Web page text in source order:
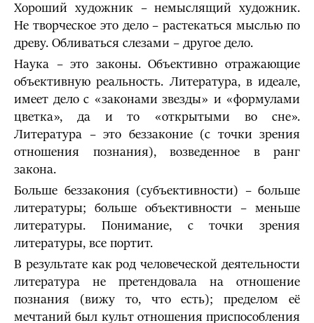
Хороший художник – немыслящий художник.
Не творческое это дело – растекаться мыслью по
древу. Обливаться слезами – другое дело.
Наука – это законы. Объективно отражающие
объективную реальность. Литература, в идеале,
имеет дело с «законами звезды» и «формулами
цветка», да и то «открытыми во сне».
Литература – это беззаконие (с точки зрения
отношения познания), возведенное в ранг
закона.
Больше беззакония (субъективности) – больше
литературы; больше объективности – меньше
литературы. Понимание, с точки зрения
литературы, все портит.
В результате как род человеческой деятельности
литература не претендовала на отношение
познания (вижу то, что есть); пределом её
мечтаний был культ отношения приспособления